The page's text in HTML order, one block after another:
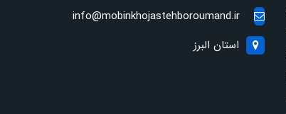
info@mobinkhojastehboroumand.ir
استان البرز